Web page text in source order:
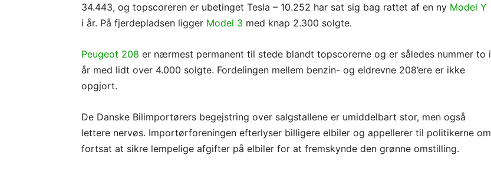
34.443, og topscoreren er ubetinget Tesla – 10.252 har sat sig bag rattet af en ny Model Y
i år. På fjerdepladsen ligger Model 3 med knap 2.300 solgte.
Peugeot 208 er nærmest permanent til stede blandt topscorerne og er således nummer to i
år med lidt over 4.000 solgte. Fordelingen mellem benzin- og eldrevne 208’ere er ikke
opgjort.
De Danske Bilimportørers begejstring over salgstallene er umiddelbart stor, men også
lettere nervøs. Importørforeningen efterlyser billigere elbiler og appellerer til politikerne om
fortsat at sikre lempelige afgifter på elbiler for at fremskynde den grønne omstilling.